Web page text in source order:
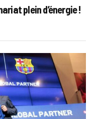
plein d’énergie !